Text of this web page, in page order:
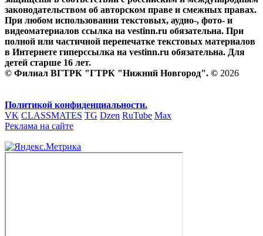
законодательством об авторском праве и смежных правах.
При любом использовании текстовых, аудио-, фото- и
видеоматериалов ссылка на vestinn.ru обязательна. При
полной или частичной перепечатке текстовых материалов
в Интернете гиперссылка на vestinn.ru обязательна. Для
детей старше 16 лет.
© Филиал ВГТРК "ГТРК "Нижний Новгород". © 2026
Политикой конфиденциальности.
VK CLASSMATES TG Dzen RuTube Max
Реклама на сайте